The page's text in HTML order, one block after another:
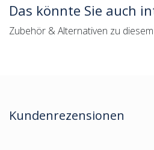
Das könnte Sie auch
Zubehör & Alternativen zu
Kundenrezensionen